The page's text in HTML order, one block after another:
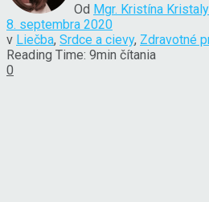
Od Mgr. Kristína
8. septembra 2020
v Liečba, Srdce a cievy, Zdravotné
Reading Time: 9min čítania
0